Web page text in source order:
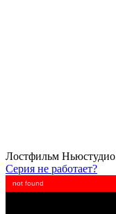
Лостфильм Ньюстудио
Серия не работает?
not found